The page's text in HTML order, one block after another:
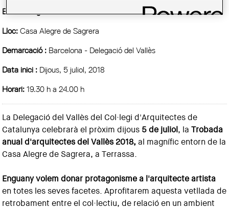
Entitat Organitzadora :COAC
Lloc:Casa Alegre de Sagrera
Demarcació : Barcelona - Delegació del Vallès
Data inici : Dijous, 5 juliol, 2018
Horari:19.30 h a 24.00 h
La Delegació del Vallès del Col·legi d'Arquitectes de
Catalunya celebrarà el pròxim dijous 5 de juliol, laTrobada
anual d'arquitectes del Vallès 2018,al magnífic entorn de la
Casa Alegre de Sagrera, a Terrassa.
Enguany volem donar protagonisme a l'arquitecte artista
en totes les seves facetes. Aprofitarem aquesta vetllada de
retrobament entre el col·lectiu, de relació en un ambient